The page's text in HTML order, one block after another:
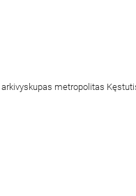
metropolitas